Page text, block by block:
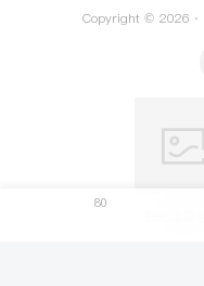
Copyright © 2026 ·
80